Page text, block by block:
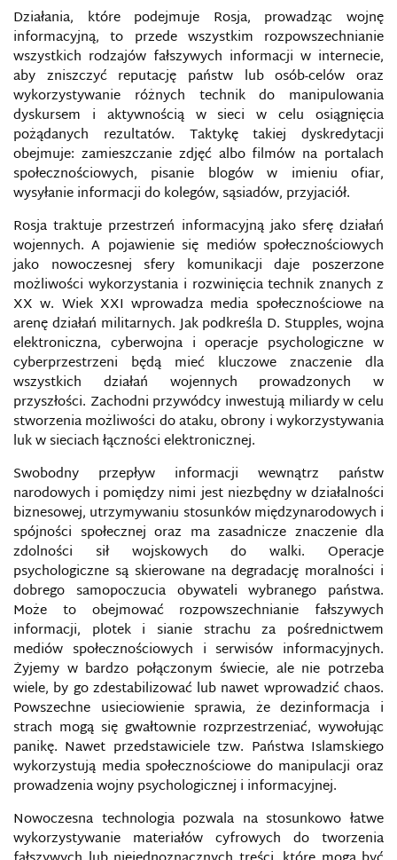
Działania, które podejmuje Rosja, prowadząc wojnę
informacyjną, to przede wszystkim rozpowszechnianie
wszystkich rodzajów fałszywych informacji w internecie,
aby zniszczyć reputację państw lub osób-celów oraz
wykorzystywanie różnych technik do manipulowania
dyskursem i aktywnością w sieci w celu osiągnięcia
pożądanych rezultatów. Taktykę takiej dyskredytacji
obejmuje: zamieszczanie zdjęć albo filmów na portalach
społecznościowych, pisanie blogów w imieniu ofiar,
wysyłanie informacji do kolegów, sąsiadów, przyjaciół.
Rosja traktuje przestrzeń informacyjną jako sferę działań
wojennych. A pojawienie się mediów społecznościowych
jako nowoczesnej sfery komunikacji daje poszerzone
możliwości wykorzystania i rozwinięcia technik znanych z
XX w. Wiek XXI wprowadza media społecznościowe na
arenę działań militarnych. Jak podkreśla D. Stupples, wojna
elektroniczna, cyberwojna i operacje psychologiczne w
cyberprzestrzeni będą mieć kluczowe znaczenie dla
wszystkich działań wojennych prowadzonych w
przyszłości. Zachodni przywódcy inwestują miliardy w celu
stworzenia możliwości do ataku, obrony i wykorzystywania
luk w sieciach łączności elektronicznej.
Swobodny przepływ informacji wewnątrz państw
narodowych i pomiędzy nimi jest niezbędny w działalności
biznesowej, utrzymywaniu stosunków międzynarodowych i
spójności społecznej oraz ma zasadnicze znaczenie dla
zdolności sił wojskowych do walki. Operacje
psychologiczne są skierowane na degradację moralności i
dobrego samopoczucia obywateli wybranego państwa.
Może to obejmować rozpowszechnianie fałszywych
informacji, plotek i sianie strachu za pośrednictwem
mediów społecznościowych i serwisów informacyjnych.
Żyjemy w bardzo połączonym świecie, ale nie potrzeba
wiele, by go zdestabilizować lub nawet wprowadzić chaos.
Powszechne usieciowienie sprawia, że dezinformacja i
strach mogą się gwałtownie rozprzestrzeniać, wywołując
panikę. Nawet przedstawiciele tzw. Państwa Islamskiego
wykorzystują media społecznościowe do manipulacji oraz
prowadzenia wojny psychologicznej i informacyjnej.
Nowoczesna technologia pozwala na stosunkowo łatwe
wykorzystywanie materiałów cyfrowych do tworzenia
EKOLOGIA INFORMACJI
ELFY PRZECIWKO ROSYJSKIM INTERNETOWYM
TROLLOM
EUROPEJSKA AGENCJA BEZPIECZEŃSTWA SIECI I
INFORMACJI
EUVSDISINFO
FACEBOOK
FAKE NEWS
FAKEAPP
FILTER BUBBLE
FRAMING
GEOPOLITYKA INFORMACYJNA
GLOBALIZACJA INFORMACYJNA
HAKER
HAKTYWIZM
HARD POWER
HEJT
HONEYPOT
INFORMACJA
INFORMACYJNA REWOLUCJA W SPRAWACH